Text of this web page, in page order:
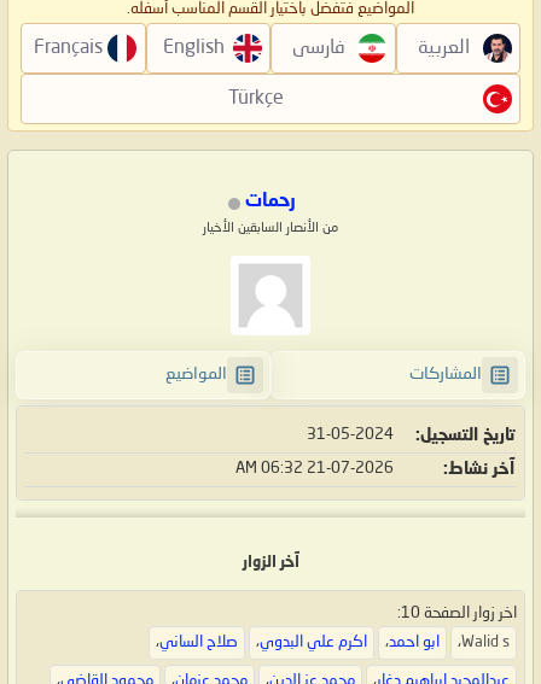
المواضيع فتفضل باختيار القسم المناسب أسفله.
العربية فارسی English
Français
Türkçe
رحمات
من الأنصار السابقين الأخيار
المشاركات المواضيع
تاريخ التسجيل 31-05-2024
آخر نشاط 21-07-2026
06:32 AM
آخر الزوار
اخر زوار الصفحة 10:
Walid s، ابو احمد، اكرم علي البدوي، صلاح الساني،
عبدالمجيد إبراهيم دغار، محمد عز الدين، محمد عزمان، محمود القاضي،